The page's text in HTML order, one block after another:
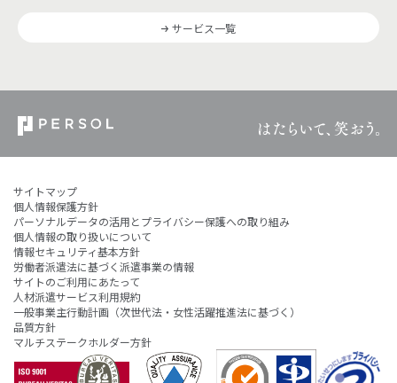
サービス一覧
サイトマップ
個人情報保護方針
パーソナルデータの活用とプライバシー保護への取り組み
個人情報の取り扱いについて
情報セキュリティ基本方針
労働者派遣法に基づく派遣事業の情報
サイトのご利用にあたって
人材派遣サービス利用規約
一般事業主行動計画（次世代法・女性活躍推進法に基づく）
品質方針
マルチステークホルダー方針